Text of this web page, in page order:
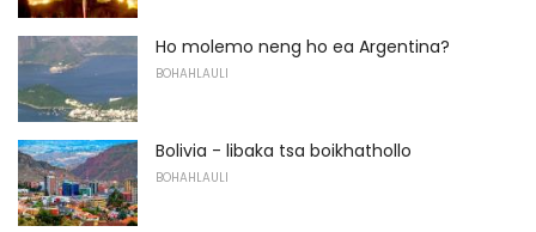
Ho molemo neng ho ea Argentina?
BOHAHLAULI
Bolivia - libaka tsa boikhathollo
BOHAHLAULI